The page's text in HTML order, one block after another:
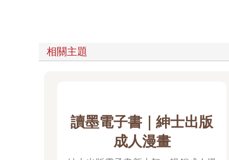
相關主題
讀墨電子書｜紳士出版
成人漫畫